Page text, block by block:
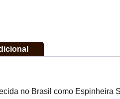
no Brasil como Espinheira